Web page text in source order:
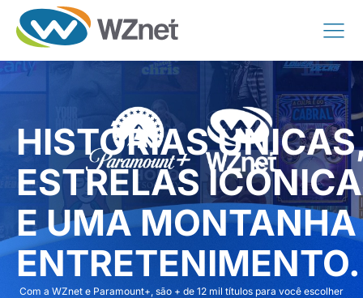
HISTÓRIAS
ESTRELAS
E UMA MONTANHA
ENTRETENIMENTO.
Com a WZnet e Paramount+, são + de 12 mil títulos para você escolher